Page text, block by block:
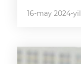
16-may 2024-yil